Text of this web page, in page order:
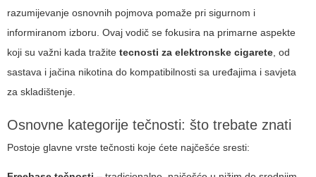
razumijevanje osnovnih pojmova pomaže pri sigurnom i
informiranom izboru. Ovaj vodič se fokusira na primarne aspekte
koji su važni kada tražite tecnosti za elektronske cigarete, od
sastava i jačina nikotina do kompatibilnosti sa uređajima i savjeta
za skladištenje.
Osnovne kategorije tečnosti: što trebate znati
Postoje glavne vrste tečnosti koje ćete najčešće sresti: